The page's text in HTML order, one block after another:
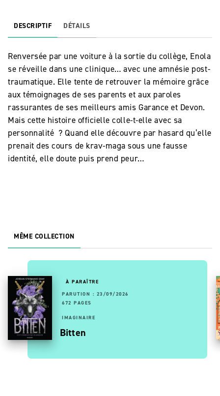
DESCRIPTIF DÉTAILS
Renversée par une voiture à la sortie du collège, Enola
se réveille dans une clinique… avec une amnésie post-
traumatique. Elle tente de retrouver la mémoire grâce
aux témoignages de ses parents et aux paroles
rassurantes de ses meilleurs amis Garance et Devon.
Mais cette histoire officielle colle-t-elle avec sa
personnalité ? Quand elle découvre par hasard qu’elle
prenait des cours de krav-maga sous une fausse
identité, elle doute puis prend peur…
MÊME COLLECTION
À PARAÎTRE
PARUTION : 23/09/2026
672 PAGES
IMAGINAIRE
Bitten